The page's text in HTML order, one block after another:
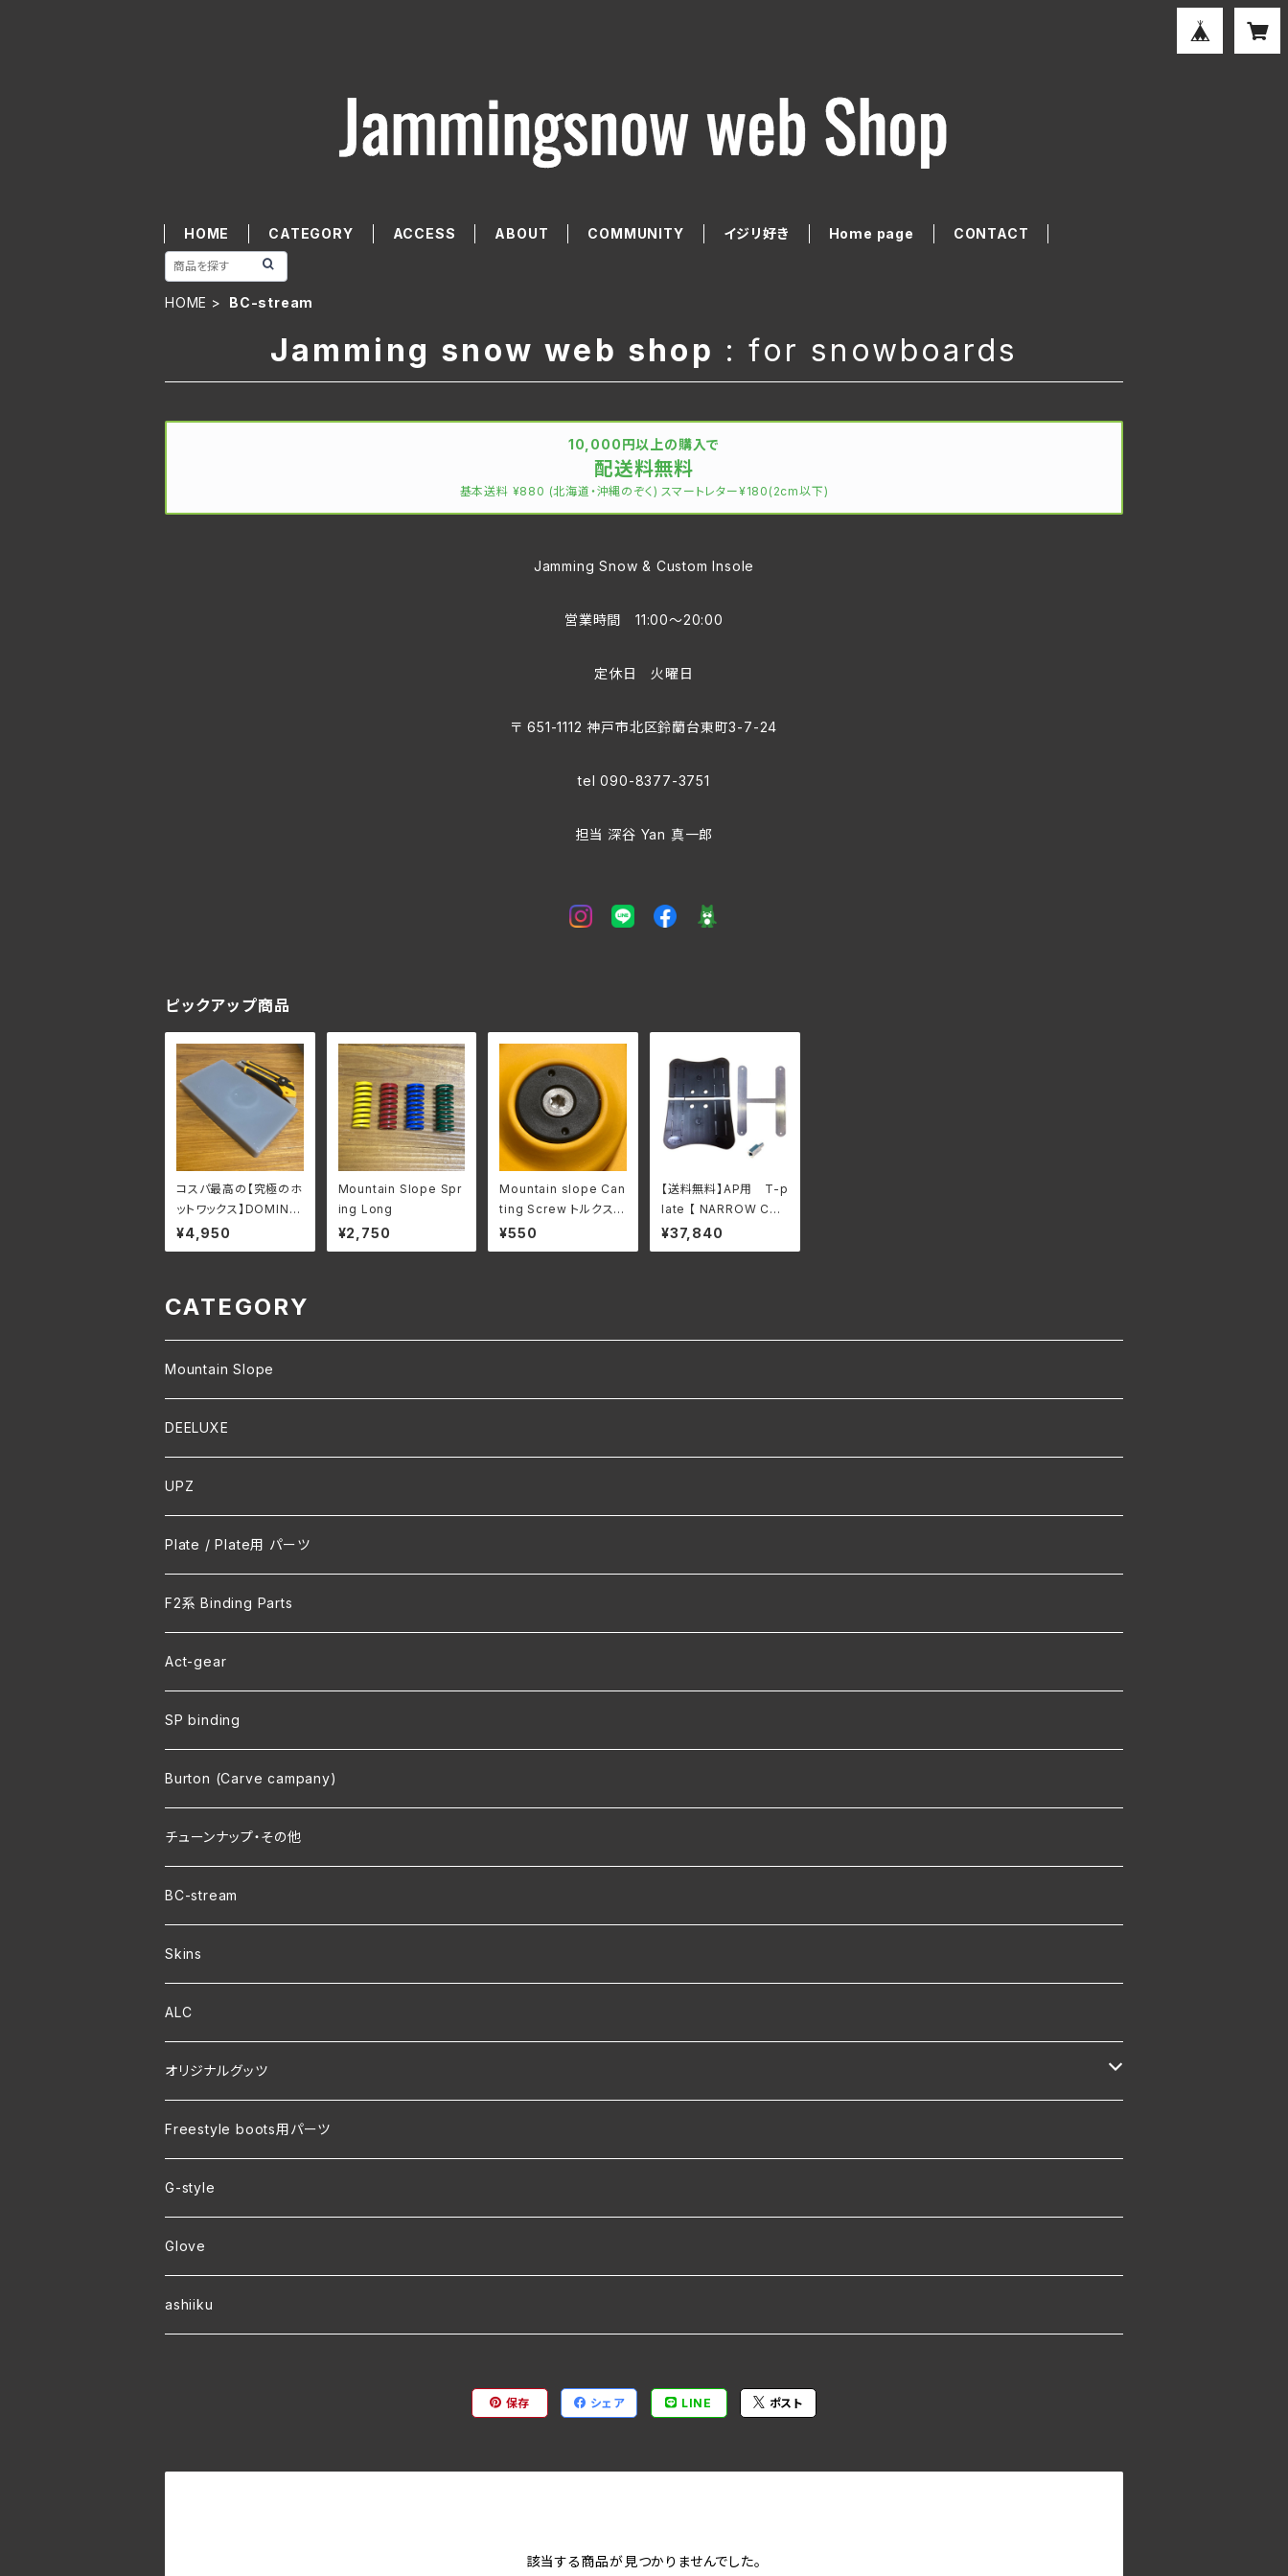
HOME CATEGORY ACCESS ABOUT COMMUNITY イジリ好き Home page CONTACT
HOME BC-stream
Jamming snow web shop : for snowboards
10,000円以上の購入で
配送料無料
基本送料 ¥880 (北海道・沖縄のぞく) スマートレター¥180(2cm以下)
Jamming Snow & Custom Insole
営業時間 11:00〜20:00
定休日 火曜日
〒 651-1112 神戸市北区鈴蘭台東町3-7-24
tel 090-8377-3751
担当 深谷 Yan 真一郎
ピックアップ商品
コスパ最高の【究極のホ
ットワックス】DOMINA
TOR Shop BULK [39
0g] ※写真のカッター
¥4,950
Mountain Slope Spr
ing Long
¥2,750
Mountain slope Can
ting Screw トルクス
ステンレスビス 1足分(4
本セット)
¥550
【送料無料】AP用 T-p
late 【 NARROW CO
NP MODEL 】ナローコ
ンペデションモデル お
¥37,840
CATEGORY
Mountain Slope
DEELUXE
UPZ
Plate / Plate用 パーツ
F2系 Binding Parts
Act-gear
SP binding
Burton (Carve campany)
チューンナップ・その他
BC-stream
Skins
ALC
オリジナルグッツ
裏地付き オリジナルコーチジャケット
ver.2 毛玉が出来にくい・裏起毛 オリジナルパーカー
ver.1 速乾・裏起毛・サイズ豊富 オリジナルパーカー
ワラーチwebオーダー
Freestyle boots用パーツ
G-style
Glove
ashiiku
保存 シェア LINE ポスト
該当する商品が見つかりませんでした。